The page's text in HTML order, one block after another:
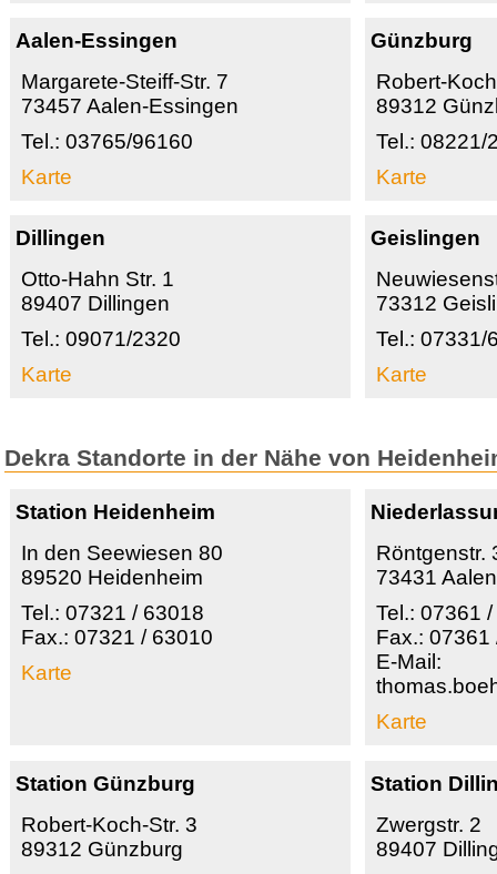
Aalen-Essingen
Margarete-Steiff-Str. 7
73457 Aalen-Essingen
Tel.: 03765/96160
Karte
Günzburg
Robert-
89312
Tel.: 08221/
Karte
Dillingen
Otto-Hahn Str. 1
89407 Dillingen
Tel.: 09071/2320
Karte
Geislingen
73312
Tel.: 07331/
Karte
Dekra Standorte in der Nähe von
Station Heidenheim
In den Seewiesen 80
89520 Heidenheim
Tel.: 07321 / 63018
Fax.: 07321 / 63010
Karte
Röntgenstr.
73431 Aalen
Tel.: 07361
Fax.: 07361
E-Mail:
Karte
Station Günzburg
Robert-Koch-Str. 3
89312 Günzburg
Station
Zwergstr. 2
89407